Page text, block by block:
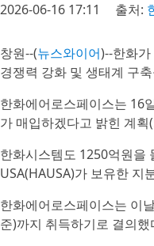
2026-06-16 17:11 출처:
창원--(뉴스와이어)--한화
경쟁력 강화 및 생태계 구
한화에어로스페이스는 16
가 매입하겠다고 밝힌 계
한화시스템도 1250억원을
USA(HAUSA)가 보유한 지
한화에어로스페이스는 이
준)까지 취득하기로 결의